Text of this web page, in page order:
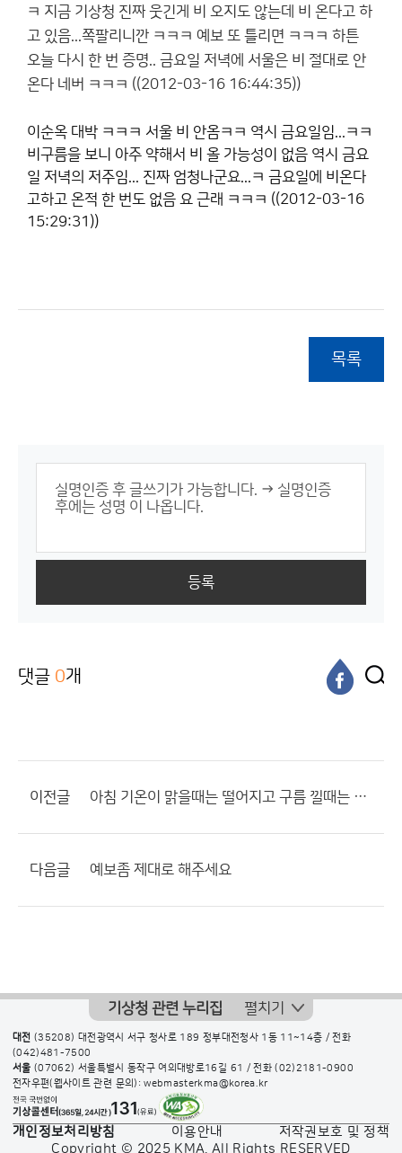
ㅋ 지금 기상청 진짜 웃긴게 비 오지도 않는데 비 온다고 하
고 있음...쪽팔리니깐 ㅋㅋㅋ 예보 또 틀리면 ㅋㅋㅋ 하튼
오늘 다시 한 번 증명.. 금요일 저녁에 서울은 비 절대로 안
온다 네버 ㅋㅋㅋ ((2012-03-16 16:44:35))
이순옥 대박 ㅋㅋㅋ 서울 비 안옴ㅋㅋ 역시 금요일임...ㅋㅋ
비구름을 보니 아주 약해서 비 올 가능성이 없음 역시 금요
일 저녁의 저주임... 진짜 엄청나군요...ㅋ 금요일에 비온다
고하고 온적 한 번도 없음 요 근래 ㅋㅋㅋ ((2012-03-16
15:29:31))
목록
등록
댓글 0개
이전글 아침 기온이 맑을때는 떨어지고 구름 낄때는 높은 이유 뭘까요???
다음글 예보좀 제대로 해주세요
기상청 관련 누리집 펼치기
대전 (35208) 대전광역시 서구 청사로 189 정부대전청사 1동 11~14층 / 전화
(042)481-7500
서울 (07062) 서울특별시 동작구 여의대방로16길 61 / 전화(02)2181-0900
전자우편(웹사이트 관련 문의): webmasterkma@korea.kr
개인정보처리방침 이용안내
저작권보호 및 정책
Copyright © 2025 KMA. All Rights RESERVED